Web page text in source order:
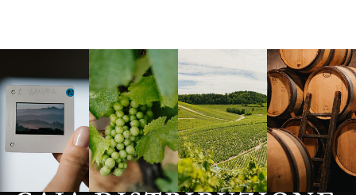
Langa, 1977 Borgogna,
Francia
Borgogna,
Francia
Instagram